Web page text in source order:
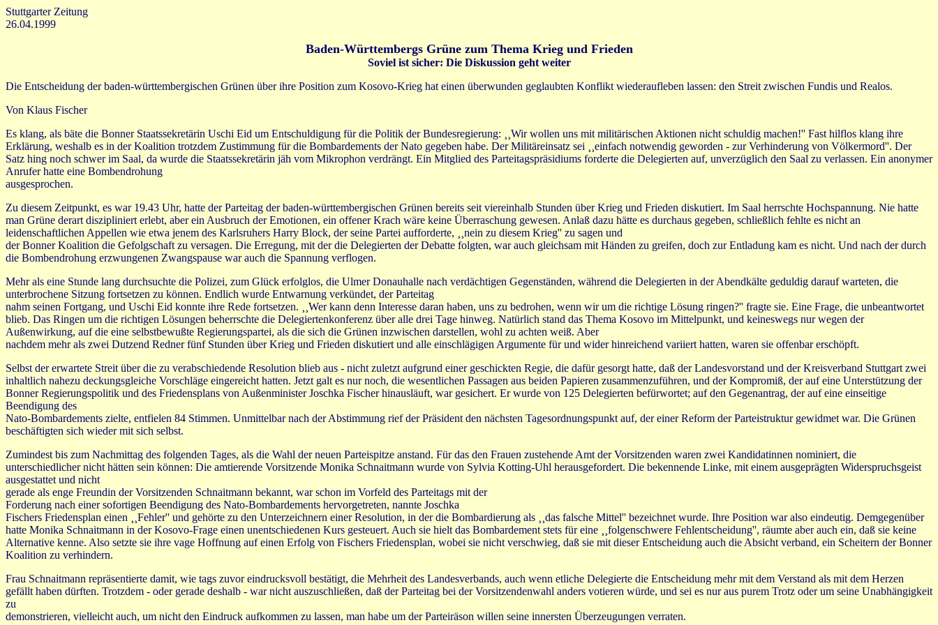
Stuttgarter Zeitung
26.04.1999
Baden-Württembergs Grüne zum Thema Krieg und Frieden
Soviel ist sicher: Die Diskussion geht weiter
Die Entscheidung der baden-württembergischen Grünen über ihre Position zum Kosovo-Krieg hat einen überwunden geglaubten Konflikt wiederaufleben lassen: den Streit zwischen Fundis und Realos.
Von Klaus Fischer
Es klang, als bäte die Bonner Staatssekretärin Uschi Eid um Entschuldigung für die Politik der Bundesregierung: ¸¸Wir wollen uns mit militärischen Aktionen nicht schuldig machen!'' Fast hilflos klang ihre
Erklärung, weshalb es in der Koalition trotzdem Zustimmung für die Bombardements der Nato gegeben habe. Der Militäreinsatz sei ¸¸einfach notwendig geworden - zur Verhinderung von Völkermord''. Der
Satz hing noch schwer im Saal, da wurde die Staatssekretärin jäh vom Mikrophon verdrängt. Ein Mitglied des Parteitagspräsidiums forderte die Delegierten auf, unverzüglich den Saal zu verlassen. Ein anonymer
Anrufer hatte eine Bombendrohung
ausgesprochen.
Zu diesem Zeitpunkt, es war 19.43 Uhr, hatte der Parteitag der baden-württembergischen Grünen bereits seit viereinhalb Stunden über Krieg und Frieden diskutiert. Im Saal herrschte Hochspannung. Nie hatte
man Grüne derart diszipliniert erlebt, aber ein Ausbruch der Emotionen, ein offener Krach wäre keine Überraschung gewesen. Anlaß dazu hätte es durchaus gegeben, schließlich fehlte es nicht an
leidenschaftlichen Appellen wie etwa jenem des Karlsruhers Harry Block, der seine Partei aufforderte, ¸¸nein zu diesem Krieg'' zu sagen und
der Bonner Koalition die Gefolgschaft zu versagen. Die Erregung, mit der die Delegierten der Debatte folgten, war auch gleichsam mit Händen zu greifen, doch zur Entladung kam es nicht. Und nach der durch
die Bombendrohung erzwungenen Zwangspause war auch die Spannung verflogen.
Mehr als eine Stunde lang durchsuchte die Polizei, zum Glück erfolglos, die Ulmer Donauhalle nach verdächtigen Gegenständen, während die Delegierten in der Abendkälte geduldig darauf warteten, die
unterbrochene Sitzung fortsetzen zu können. Endlich wurde Entwarnung verkündet, der Parteitag
nahm seinen Fortgang, und Uschi Eid konnte ihre Rede fortsetzen. ¸¸Wer kann denn Interesse daran haben, uns zu bedrohen, wenn wir um die richtige Lösung ringen?'' fragte sie. Eine Frage, die unbeantwortet
blieb. Das Ringen um die richtigen Lösungen beherrschte die Delegiertenkonferenz über alle drei Tage hinweg. Natürlich stand das Thema Kosovo im Mittelpunkt, und keineswegs nur wegen der
Außenwirkung, auf die eine selbstbewußte Regierungspartei, als die sich die Grünen inzwischen darstellen, wohl zu achten weiß. Aber
nachdem mehr als zwei Dutzend Redner fünf Stunden über Krieg und Frieden diskutiert und alle einschlägigen Argumente für und wider hinreichend variiert hatten, waren sie offenbar erschöpft.
Selbst der erwartete Streit über die zu verabschiedende Resolution blieb aus - nicht zuletzt aufgrund einer geschickten Regie, die dafür gesorgt hatte, daß der Landesvorstand und der Kreisverband Stuttgart zwei
inhaltlich nahezu deckungsgleiche Vorschläge eingereicht hatten. Jetzt galt es nur noch, die wesentlichen Passagen aus beiden Papieren zusammenzuführen, und der Kompromiß, der auf eine Unterstützung der
Bonner Regierungspolitik und des Friedensplans von Außenminister Joschka Fischer hinausläuft, war gesichert. Er wurde von 125 Delegierten befürwortet; auf den Gegenantrag, der auf eine einseitige
Beendigung des
Nato-Bombardements zielte, entfielen 84 Stimmen. Unmittelbar nach der Abstimmung rief der Präsident den nächsten Tagesordnungspunkt auf, der einer Reform der Parteistruktur gewidmet war. Die Grünen
beschäftigten sich wieder mit sich selbst.
Zumindest bis zum Nachmittag des folgenden Tages, als die Wahl der neuen Parteispitze anstand. Für das den Frauen zustehende Amt der Vorsitzenden waren zwei Kandidatinnen nominiert, die
unterschiedlicher nicht hätten sein können: Die amtierende Vorsitzende Monika Schnaitmann wurde von Sylvia Kotting-Uhl herausgefordert. Die bekennende Linke, mit einem ausgeprägten Widerspruchsgeist
ausgestattet und nicht
gerade als enge Freundin der Vorsitzenden Schnaitmann bekannt, war schon im Vorfeld des Parteitags mit der
Forderung nach einer sofortigen Beendigung des Nato-Bombardements hervorgetreten, nannte Joschka
Fischers Friedensplan einen ¸¸Fehler'' und gehörte zu den Unterzeichnern einer Resolution, in der die Bombardierung als ¸¸das falsche Mittel'' bezeichnet wurde. Ihre Position war also eindeutig. Demgegenüber
hatte Monika Schnaitmann in der Kosovo-Frage einen unentschiedenen Kurs gesteuert. Auch sie hielt das Bombardement stets für eine ¸¸folgenschwere Fehlentscheidung'', räumte aber auch ein, daß sie keine
Alternative kenne. Also setzte sie ihre vage Hoffnung auf einen Erfolg von Fischers Friedensplan, wobei sie nicht verschwieg, daß sie mit dieser Entscheidung auch die Absicht verband, ein Scheitern der Bonner
Koalition zu verhindern.
Frau Schnaitmann repräsentierte damit, wie tags zuvor eindrucksvoll bestätigt, die Mehrheit des Landesverbands, auch wenn etliche Delegierte die Entscheidung mehr mit dem Verstand als mit dem Herzen
gefällt haben dürften. Trotzdem - oder gerade deshalb - war nicht auszuschließen, daß der Parteitag bei der Vorsitzendenwahl anders votieren würde, und sei es nur aus purem Trotz oder um seine Unabhängigkeit
zu
demonstrieren, vielleicht auch, um nicht den Eindruck aufkommen zu lassen, man habe um der Parteiräson willen seine innersten Überzeugungen verraten.